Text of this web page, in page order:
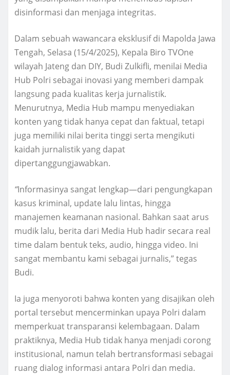
disinformasi dan menjaga integritas.
Dalam sebuah wawancara eksklusif di Mapolda Jawa
Tengah, Selasa (15/4/2025), Kepala Biro TVOne
wilayah Jateng dan DIY, Budi Zulkifli, menilai Media
Hub Polri sebagai inovasi yang memberi dampak
langsung pada kualitas kerja jurnalistik.
Menurutnya, Media Hub mampu menyediakan
konten yang tidak hanya cepat dan faktual, tetapi
juga memiliki nilai berita tinggi serta mengikuti
kaidah jurnalistik yang dapat
dipertanggungjawabkan.
“Informasinya sangat lengkap—dari pengungkapan
kasus kriminal, update lalu lintas, hingga
manajemen keamanan nasional. Bahkan saat arus
mudik lalu, berita dari Media Hub hadir secara real
time dalam bentuk teks, audio, hingga video. Ini
sangat membantu kami sebagai jurnalis,” tegas
Budi.
Ia juga menyoroti bahwa konten yang disajikan oleh
portal tersebut mencerminkan upaya Polri dalam
memperkuat transparansi kelembagaan. Dalam
praktiknya, Media Hub tidak hanya menjadi corong
institusional, namun telah bertransformasi sebagai
ruang dialog informasi antara Polri dan media.